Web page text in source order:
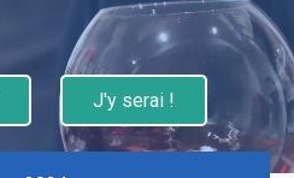
J'y serai !